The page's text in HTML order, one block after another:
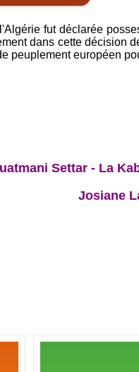
fut déclarée
dans cette décision
peuplement européen
Settar - La
Josiane